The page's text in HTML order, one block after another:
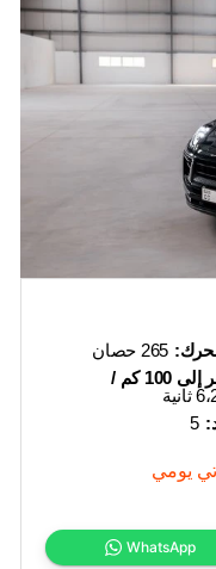
265 حصان
من صفر إلى 100 كم /
ثانية
5
يومي
WhatsApp